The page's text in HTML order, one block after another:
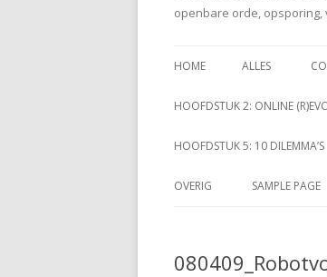
openbare orde, opsporing,
HOME ALLES
HOOFDSTUK 2: ONLINE
HOOFDSTUK 5: 10 DILEMMA’S
OVERIG SAMPLE PAGE